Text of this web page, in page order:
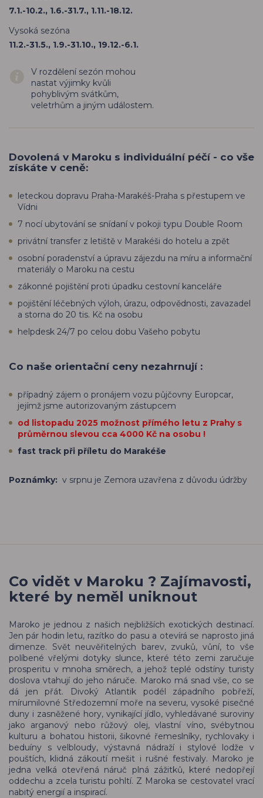
7.1.-10.2., 1.6.-31.7., 1.11.-18.12.
Vysoká sezóna
11.2.-31.5., 1.9.-31.10., 19.12.-6.1.
V rozdělení sezón mohou
nastat výjimky kvůli
pohyblivým svátkům,
veletrhům a jiným událostem.
Dovolená v Maroku s individuální péčí - co vše
získáte v ceně:
leteckou dopravu Praha-Marakéš-Praha s přestupem ve
Vídni
7 nocí ubytování se snídaní v pokoji typu Double Room
privátní transfer z letiště v Marakéši do hotelu a zpět
osobní poradenství a úpravu zájezdu na míru a informační
materiály o Maroku na cestu
zákonné pojištění proti úpadku cestovní kanceláře
pojištění léčebných výloh, úrazu, odpovědnosti, zavazadel
a storna do 20 tis. Kč na osobu
helpdesk 24/7 po celou dobu Vašeho pobytu
Co naše orientační ceny nezahrnují :
případný zájem o pronájem vozu půjčovny Europcar,
jejímž jsme autorizovaným zástupcem
od listopadu 2025 možnost přímého letu z Prahy s
průměrnou slevou cca 4000 Kč na osobu !
fast track při příletu do Marakéše
Poznámky: v srpnu je Zemora uzavřena z důvodu údržby
Co vidět v Maroku ? Zajímavosti,
které by neměl uniknout
Maroko je jednou z našich nejbližších exotických destinací.
Jen pár hodin letu, razítko do pasu a otevírá se naprosto jiná
dimenze. Svět neuvěřitelných barev, zvuků, vůní, to vše
políbené vřelými dotyky slunce, které této zemi zaručuje
prosperitu v mnoha směrech, a jehož teplé odstíny turisty
doslova vtahují do jeho náruče. Maroko má snad vše, co se
dá jen přát. Divoký Atlantik podél západního pobřeží,
mírumilovné Středozemní moře na severu, vysoké pisečné
duny i zasněžené hory, vynikající jídlo, vyhledávané suroviny
jako arganový nebo růžový olej, vlastní víno, svébytnou
kulturu a bohatou historii, šikovné řemeslníky, rychlovaky i
beduíny s velbloudy, výstavná nádraží i stylové lodže v
pouštích, klidná zákoutí mešit i rušné festivaly. Maroko je
jedna velká otevřená náruč plná zážitků, které nedopřejí
oddechu a zcela turistu pohltí. Z Maroka se cestovatel vrací
nabitý energií a inspirací.